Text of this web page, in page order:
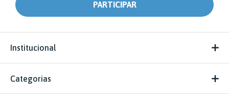
Institucional
Categorias